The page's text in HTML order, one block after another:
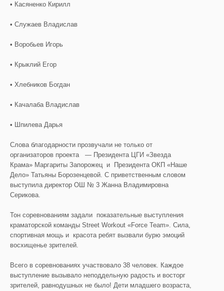
• Касяненко Кирилл
• Служаев Владислав
• Воробьев Игорь
• Крыклий Егор
• Хлебников Богдан
• Качалаба Владислав
• Шпилева Дарья
Слова благодарности прозвучали не только от
организаторов проекта — Президента ЦГИ «Звезда
Крама» Маргариты Запорожец и Президента ОКП «Наше
Дело» Татьяны Борозенцевой. С приветственным словом
выступила директор ОШ № 3 Жанна Владимировна
Серикова.
Тон соревнованиям задали показательные выступления
краматорской команды Street Workout «Force Team». Сила,
спортивная мощь и красота ребят вызвали бурю эмоций
восхищенье зрителей.
Всего в соревнованиях участвовало 38 человек. Каждое
выступление вызывало неподдельную радость и восторг
зрителей, равнодушных не было! Дети младшего возраста,